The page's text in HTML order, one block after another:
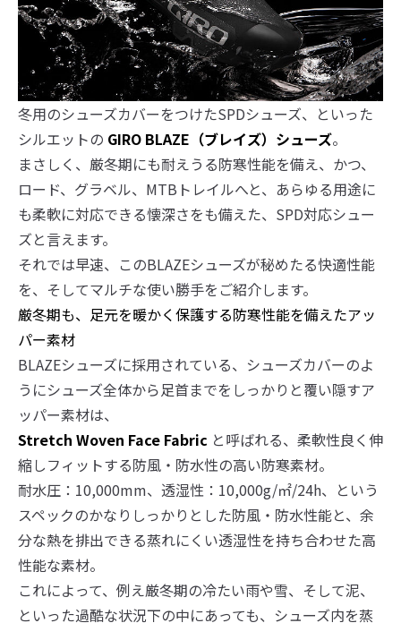
冬用のシューズカバーをつけたSPDシューズ、といった
シルエットの GIRO BLAZE（ブレイズ）シューズ。
まさしく、厳冬期にも耐えうる防寒性能を備え、かつ、
ロード、グラベル、MTBトレイルへと、あらゆる用途に
も柔軟に対応できる懐深さをも備えた、SPD対応シュー
ズと言えます。
それでは早速、このBLAZEシューズが秘めたる快適性能
を、そしてマルチな使い勝手をご紹介します。
厳冬期も、足元を暖かく保護する防寒性能を備えたアッ
パー素材
BLAZEシューズに採用されている、シューズカバーのよ
うにシューズ全体から足首までをしっかりと覆い隠すア
ッパー素材は、
Stretch Woven Face Fabric と呼ばれる、柔軟性良く伸
縮しフィットする防風・防水性の高い防寒素材。
耐水圧：10,000mm、透湿性：10,000g/㎡/24h、という
スペックのかなりしっかりとした防風・防水性能と、余
分な熱を排出できる蒸れにくい透湿性を持ち合わせた高
性能な素材。
これによって、例え厳冬期の冷たい雨や雪、そして泥、
といった過酷な状況下の中にあっても、シューズ内を蒸